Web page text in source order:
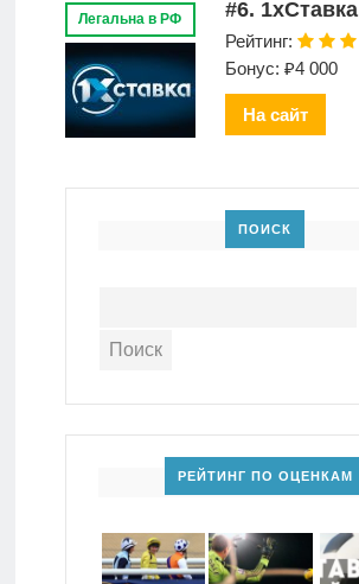
Легальна в РФ #6. 1xСтавка
Рейтинг:
Бонус: ₽4 000
На сайт
ПОИСК
РЕЙТИНГ ПО ОЦЕНКАМ